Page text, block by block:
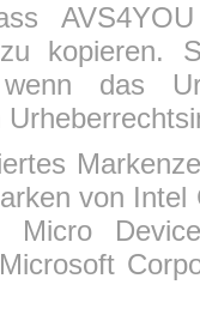
kopieren.
wenn das
von
Micro